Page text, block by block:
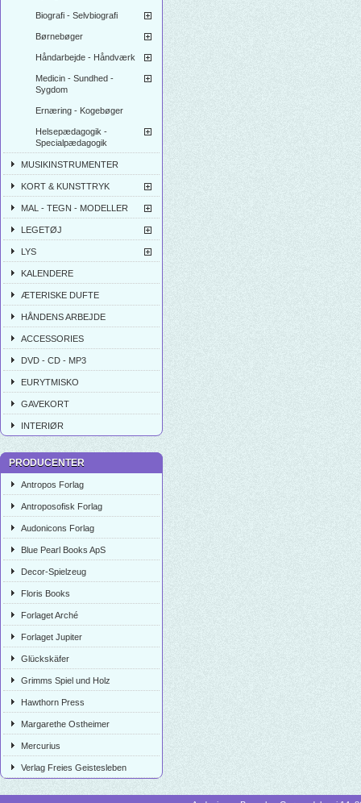
Biografi - Selvbiografi
Børnebøger
Håndarbejde - Håndværk
Medicin - Sundhed -
Sygdom
Ernæring - Kogebøger
Helsepædagogik -
Specialpædagogik
MUSIKINSTRUMENTER
KORT & KUNSTTRYK
MAL - TEGN - MODELLER
LEGETØJ
LYS
KALENDERE
ÆTERISKE DUFTE
HÅNDENS ARBEJDE
ACCESSORIES
DVD - CD - MP3
EURYTMISKO
GAVEKORT
INTERIØR
PRODUCENTER
Antropos Forlag
Antroposofisk Forlag
Audonicons Forlag
Blue Pearl Books ApS
Decor-Spielzeug
Floris Books
Forlaget Arché
Forlaget Jupiter
Glückskäfer
Grimms Spiel und Holz
Hawthorn Press
Margarethe Ostheimer
Mercurius
Verlag Freies Geistesleben